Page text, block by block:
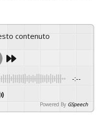
contenuto
-:--
Powered By GSpeech